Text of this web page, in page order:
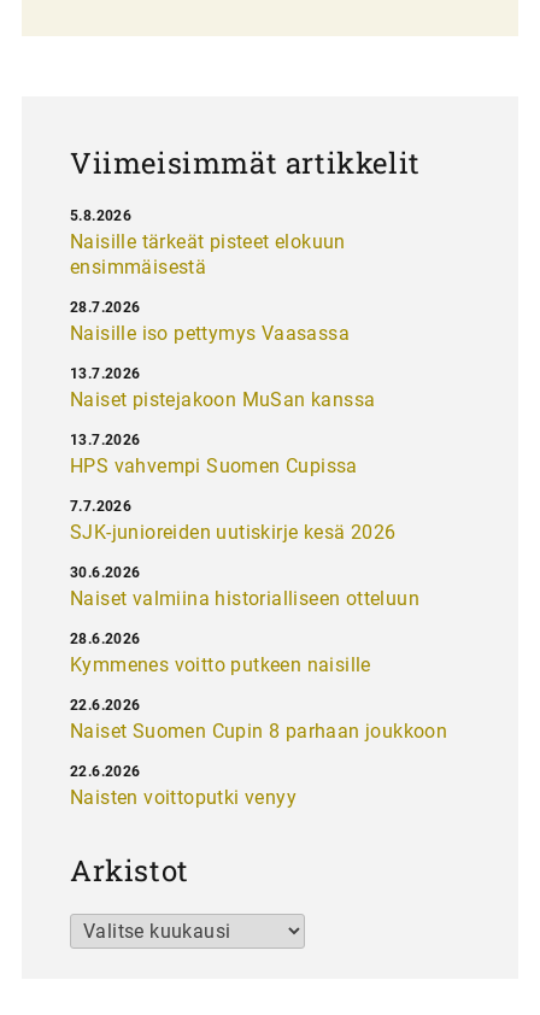
Viimeisimmät artikkelit
Naisille tärkeät pisteet elokuun
ensimmäisestä
5.8.2026
Naisille iso pettymys Vaasassa
28.7.2026
Naiset pistejakoon MuSan kanssa
13.7.2026
HPS vahvempi Suomen Cupissa
13.7.2026
SJK-junioreiden uutiskirje kesä 2026
7.7.2026
Naiset valmiina historialliseen otteluun
30.6.2026
Kymmenes voitto putkeen naisille
28.6.2026
Naiset Suomen Cupin 8 parhaan joukkoon
22.6.2026
Naisten voittoputki venyy
22.6.2026
Arkistot
Arkistot